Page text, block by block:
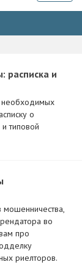
расписка и
необходимых
о
типовой
мошенничества,
во
про
риелторов.